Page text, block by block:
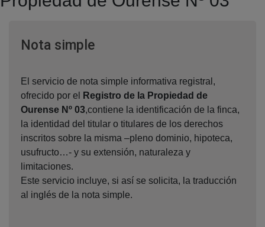
Nota simpleVentana nueva
El servicio de nota simple informativa registral,
ofrecido por el
Registro de la Propiedad de
Ourense Nº 03,contiene la identificación de la finca,
la identidad del titular o titulares de los derechos
inscritos sobre la misma –pleno dominio, hipoteca,
usufructo…- y su extensión, naturaleza y
limitaciones.
Este servicio incluye, si así se solicita, la traducción
al inglés de la nota simple.